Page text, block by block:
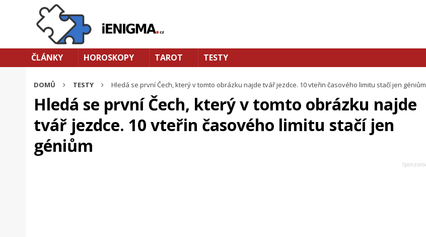
ČLÁNKY HOROSKOPY TAROT TESTY
DOMŮ TESTY Hledá se první Čech, který v tomto obrázku najde tvář jezdce. 10 vteřin časového limitu stačí jen géniům
Hledá se první Čech, který v tomto obrázku najde
tvář jezdce. 10 vteřin časového limitu stačí jen
géniům